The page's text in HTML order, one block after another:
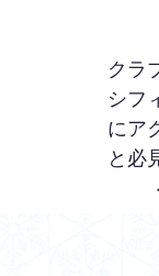
クラ
シフ
にア
と必